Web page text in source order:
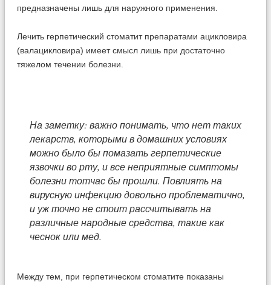
предназначены лишь для наружного применения.
Лечить герпетический стоматит препаратами ацикловира
(валацикловира) имеет смысл лишь при достаточно
тяжелом течении болезни.
На заметку: важно понимать, что нет таких
лекарств, которыми в домашних условиях
можно было бы помазать герпетические
язвочки во рту, и все неприятные симптомы
болезни тотчас бы прошли. Повлиять на
вирусную инфекцию довольно проблематично,
и уж точно не стоит рассчитывать на
различные народные средства, такие как
чеснок или мед.
Между тем, при герпетическом стоматите показаны